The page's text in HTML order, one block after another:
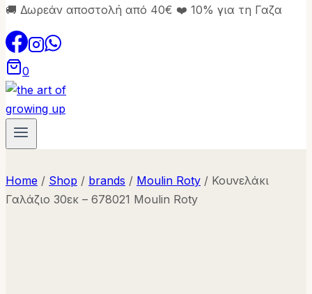
🚚 Δωρεάν αποστολή από 40€ ❤️ 10% για τη Γαζα
0
Home / Shop / brands / Moulin Roty / Κουνελάκι
Γαλάζιο 30εκ – 678021 Moulin Roty